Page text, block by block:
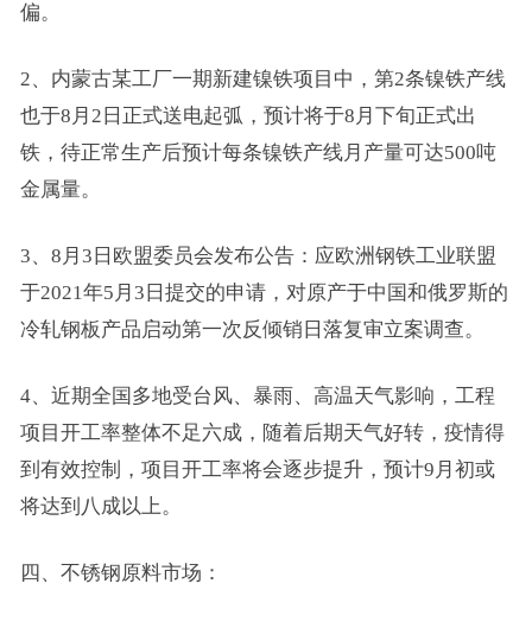
偏。
2、内蒙古某工厂一期新建镍铁项目中，第2条镍铁产线
也于8月2日正式送电起弧，预计将于8月下旬正式出
铁，待正常生产后预计每条镍铁产线月产量可达500吨
金属量。
3、8月3日欧盟委员会发布公告：应欧洲钢铁工业联盟
于2021年5月3日提交的申请，对原产于中国和俄罗斯的
冷轧钢板产品启动第一次反倾销日落复审立案调查。
4、近期全国多地受台风、暴雨、高温天气影响，工程
项目开工率整体不足六成，随着后期天气好转，疫情得
到有效控制，项目开工率将会逐步提升，预计9月初或
将达到八成以上。
四、不锈钢原料市场：